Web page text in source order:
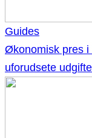
Guides
Økonomisk pres i
uforudsete